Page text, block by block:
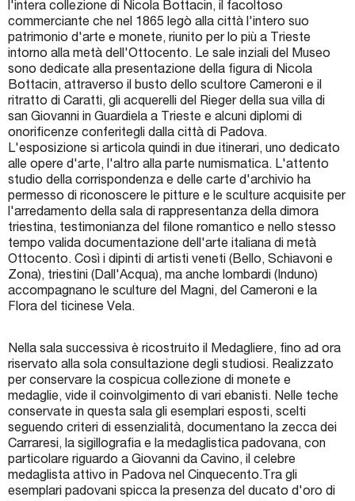
YouTube
Twitter
Instagram
l'intera collezione di Nicola Bottacin, il facoltoso
commerciante che nel 1865 legò alla città l'intero suo
patrimonio d'arte e monete, riunito per lo più a Trieste
intorno alla metà dell'Ottocento. Le sale inziali del Museo
sono dedicate alla presentazione della figura di Nicola
Bottacin, attraverso il busto dello scultore Cameroni e il
ritratto di Caratti, gli acquerelli del Rieger della sua villa di
san Giovanni in Guardiela a Trieste e alcuni diplomi di
onorificenze conferitegli dalla città di Padova.
L'esposizione si articola quindi in due itinerari, uno dedicato
alle opere d'arte, l'altro alla parte numismatica. L'attento
studio della corrispondenza e delle carte d'archivio ha
permesso di riconoscere le pitture e le sculture acquisite per
l'arredamento della sala di rappresentanza della dimora
triestina, testimonianza del filone romantico e nello stesso
tempo valida documentazione dell'arte italiana di metà
Ottocento. Così i dipinti di artisti veneti (Bello, Schiavoni e
Zona), triestini (Dall'Acqua), ma anche lombardi (Induno)
accompagnano le sculture del Magni, del Cameroni e la
Flora del ticinese Vela.
Nella sala successiva è ricostruito il Medagliere, fino ad ora
riservato alla sola consultazione degli studiosi. Realizzato
per conservare la cospicua collezione di monete e
medaglie, vide il coinvolgimento di vari ebanisti. Nelle teche
conservate in questa sala gli esemplari esposti, scelti
seguendo criteri di essenzialità, documentano la zecca dei
Carraresi, la sigillografia e la medaglistica padovana, con
particolare riguardo a Giovanni da Cavino, il celebre
medaglista attivo in Padova nel Cinquecento.Tra gli
esemplari padovani spicca la presenza del ducato d'oro di